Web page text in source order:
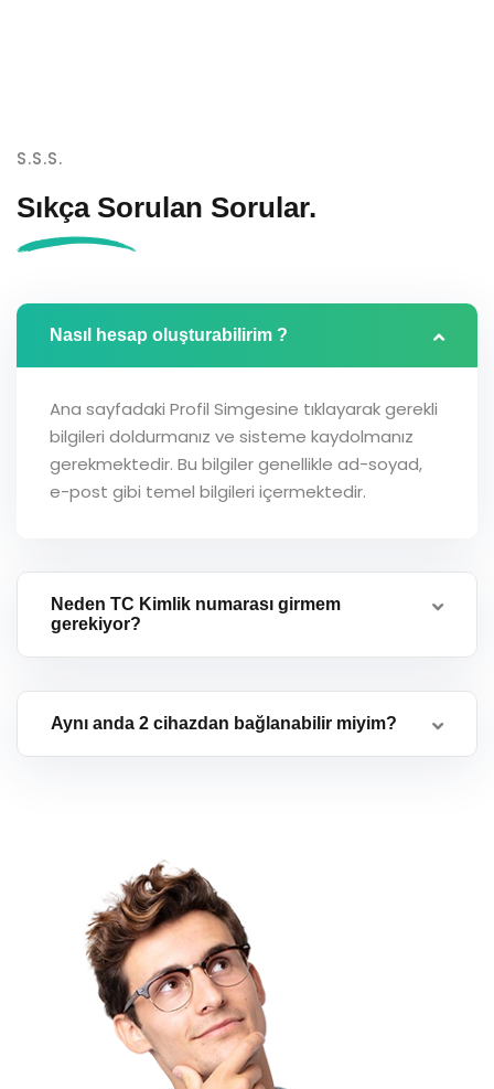
S.S.S.
Sıkça Sorulan Sorular.
Nasıl hesap oluşturabilirim ?
Ana sayfadaki Profil Simgesine tıklayarak gerekli
bilgileri doldurmanız ve sisteme kaydolmanız
gerekmektedir. Bu bilgiler genellikle ad-soyad,
e-post gibi temel bilgileri içermektedir.
Neden TC Kimlik numarası girmem
gerekiyor?
Aynı anda 2 cihazdan bağlanabilir miyim?